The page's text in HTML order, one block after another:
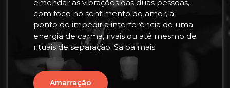
emendar as vibrações das duas pessoas,
com foco no sentimento do amor, a
ponto de impedir a interferência de uma
energia de carma, rivais ou até mesmo de
rituais de separação. Saiba mais
Amarração